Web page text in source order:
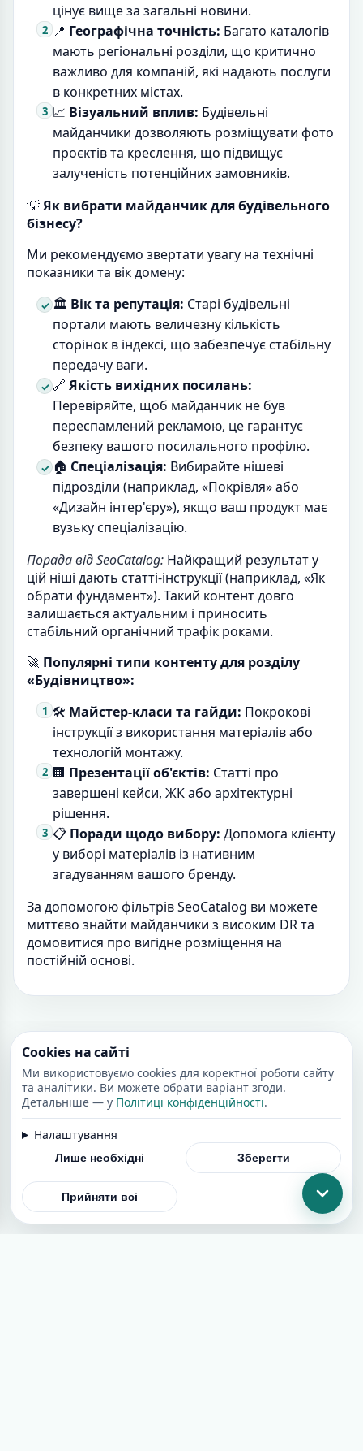
цінує вище за загальні новини.
📍 Географічна точність: Багато каталогів
мають регіональні розділи, що критично
важливо для компаній, які надають послуги
в конкретних містах.
📈 Візуальний вплив: Будівельні
майданчики дозволяють розміщувати фото
проєктів та креслення, що підвищує
залученість потенційних замовників.
💡Як вибрати майданчик для будівельного
бізнесу?
Ми рекомендуємо звертати увагу на технічні
показники та вік домену:
🏛️ Вік та репутація: Старі будівельні
портали мають величезну кількість
сторінок в індексі, що забезпечує стабільну
передачу ваги.
🔗 Якість вихідних посилань:
Перевіряйте, щоб майданчик не був
переспамлений рекламою, це гарантує
безпеку вашого посилального профілю.
🏠 Спеціалізація: Вибирайте нішеві
підрозділи (наприклад, «Покрівля» або
«Дизайн інтер'єру»), якщо ваш продукт має
вузьку спеціалізацію.
Порада від SeoCatalog: Найкращий результат у
цій ніші дають статті-інструкції (наприклад, «Як
обрати фундамент»). Такий контент довго
залишається актуальним і приносить
стабільний органічний трафік роками.
🚀 Популярні типи контенту для розділу
«Будівництво»:
🛠️ Майстер-класи та гайди: Покрокові
інструкції з використання матеріалів або
технологій монтажу.
🏢 Презентації об'єктів: Статті про
завершені кейси, ЖК або архітектурні
рішення.
📋 Поради щодо вибору: Допомога клієнту
у виборі матеріалів із нативним
згадуванням вашого бренду.
За допомогою фільтрів SeoCatalog ви можете
миттєво знайти майданчики з високим DR та
домовитися про вигідне розміщення на
постійній основі.
Cookies на сайті
Ми використовуємо cookies для коректної роботи сайту
та аналітики. Ви можете обрати варіант згоди.
Детальніше — у Політиці конфіденційності.
Налаштування
Лише необхідні Зберегти
Прийняти всі